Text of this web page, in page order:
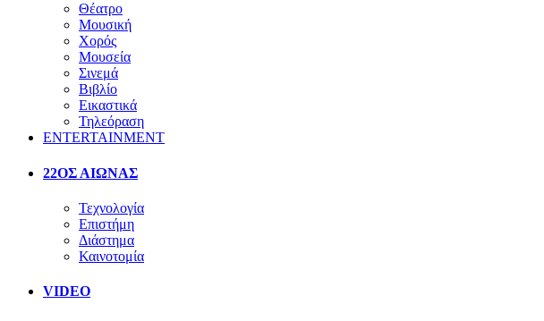
Θέατρο
Μουσική
Χορός
Μουσεία
Σινεμά
Βιβλίο
Εικαστικά
Τηλεόραση
ENTERTAINMENT
22ΟΣ ΑΙΩΝΑΣ
Τεχνολογία
Επιστήμη
Διάστημα
Καινοτομία
VIDEO